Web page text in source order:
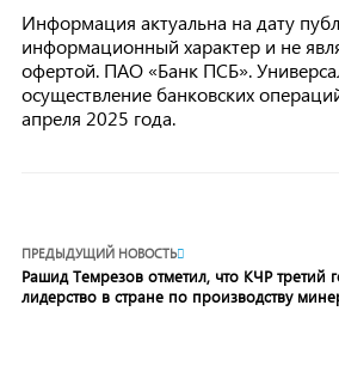
Информация актуальна на дату
информационный характер и не
офертой. ПАО «Банк ПСБ».
осуществление банковских
апреля 2025 года.
ПРЕДЫДУЩИЙ НОВОСТЬ
Рашид Темрезов отметил, что КЧР третий
лидерство в стране по производству